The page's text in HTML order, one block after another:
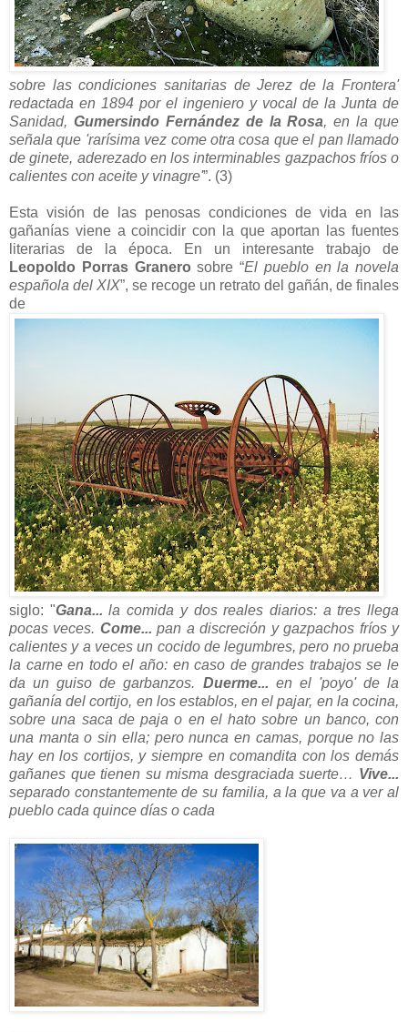
sobre las condiciones sanitarias de Jerez de la Frontera'
redactada en 1894 por el ingeniero y vocal de la Junta de
Sanidad, Gumersindo Fernández de la Rosa, en la que
señala que 'rarísima vez come otra cosa que el pan llamado
de ginete, aderezado en los interminables gazpachos fríos o
calientes con aceite y vinagre'”. (3)
Esta visión de las penosas condiciones de vida en las
gañanías viene a coincidir con la que aportan las fuentes
literarias de la época. En un interesante trabajo de
Leopoldo Porras Granero sobre “El pueblo en la novela
española del XIX”, se recoge un retrato del gañán, de finales
de
siglo: "Gana... la comida y dos reales diarios: a tres llega
pocas veces. Come... pan a discreción y gazpachos fríos y
calientes y a veces un cocido de legumbres, pero no prueba
la carne en todo el año: en caso de grandes trabajos se le
da un guiso de garbanzos. Duerme... en el 'poyo' de la
gañanía del cortijo, en los establos, en el pajar, en la cocina,
sobre una saca de paja o en el hato sobre un banco, con
una manta o sin ella; pero nunca en camas, porque no las
hay en los cortijos, y siempre en comandita con los demás
gañanes que tienen su misma desgraciada suerte… Vive...
separado constantemente de su familia, a la que va a ver al
pueblo cada quince días o cada